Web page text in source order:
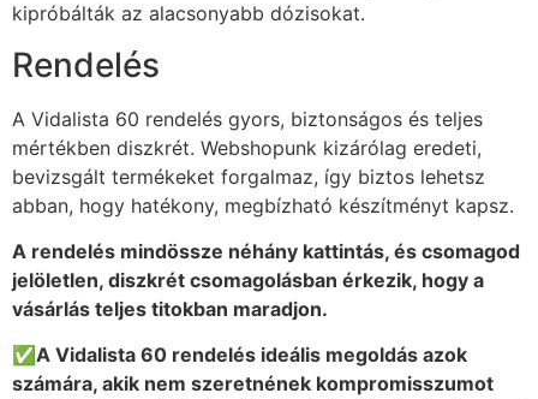
kipróbálták az alacsonyabb dózisokat.
Rendelés
A Vidalista 60 rendelés gyors, biztonságos és teljes
mértékben diszkrét. Webshopunk kizárólag eredeti,
bevizsgált termékeket forgalmaz, így biztos lehetsz
abban, hogy hatékony, megbízható készítményt kapsz.
A rendelés mindössze néhány kattintás, és csomagod
jelöletlen, diszkrét csomagolásban érkezik, hogy a
vásárlás teljes titokban maradjon.
✅A Vidalista 60 rendelés ideális megoldás azok
számára, akik nem szeretnének kompromisszumot